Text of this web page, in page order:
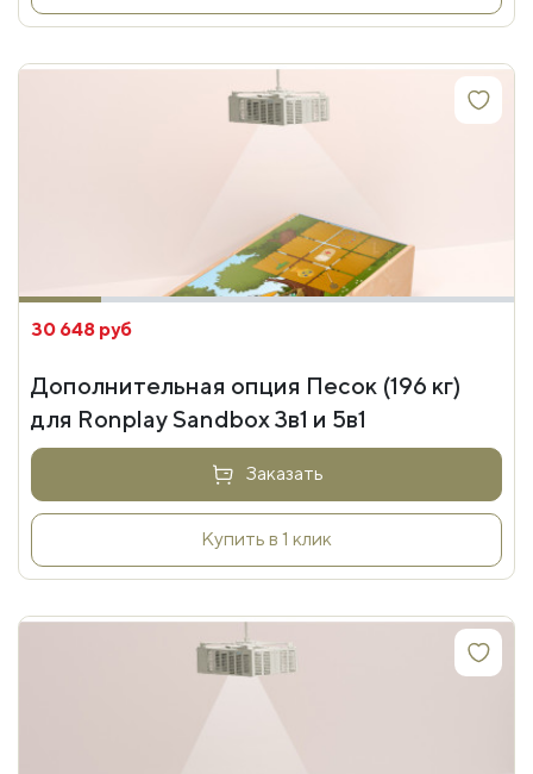
30 648 руб
Дополнительная опция Песок (196 кг)
для Ronplay Sandbox 3в1 и 5в1
Заказать
Купить в 1 клик